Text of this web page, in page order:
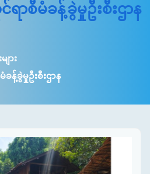
ာစီမံခန့်ခွဲမှုဦးစီးဌာန
ား
န့်ခွဲမှုဦးစီးဌာန